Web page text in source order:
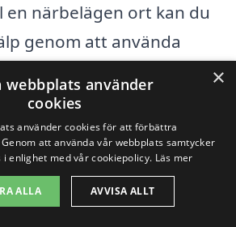
en närbelägen ort kan du
genom att använda
att fylla i dina behov kan
till erbjudanden från
som är verksamma i
×
webbplats använder
cookies
använder cookies för att förbättra
att använda vår webbplats samtycker
enlighet med vår cookiepolicy. Läs mer
ALLA AVVISA ALLT